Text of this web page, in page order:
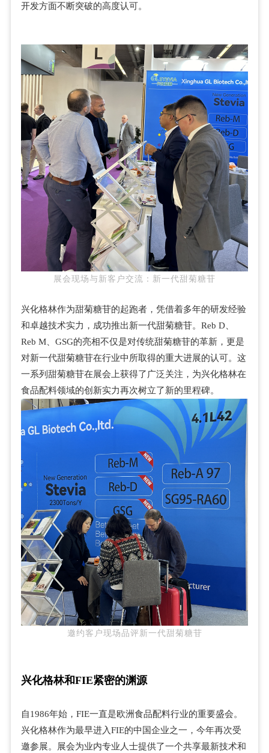
开发方面不断突破的高度认可。
展会现场与新客户交流：新一代甜菊糖苷
兴化格林作为甜菊糖苷的起跑者，凭借着多年的研发经验
和卓越技术实力，成功推出新一代甜菊糖苷。Reb D、
Reb M、GSG的亮相不仅是对传统甜菊糖苷的革新，更是
对新一代甜菊糖苷在行业中所取得的重大进展的认可。这
一系列甜菊糖苷在展会上获得了广泛关注，为兴化格林在
食品配料领域的创新实力再次树立了新的里程碑。
邀约客户现场品评新一代甜菊糖苷
兴化格林和FIE紧密的渊源
自1986年始，FIE一直是欧洲食品配料行业的重要盛会。
兴化格林作为最早进入FIE的中国企业之一，今年再次受
邀参展。展会为业内专业人士提供了一个共享最新技术和